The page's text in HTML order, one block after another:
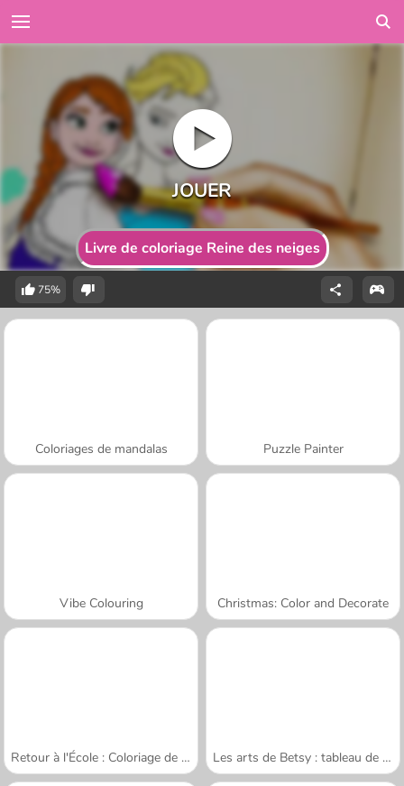
Livre de coloriage Reine des neiges
75%
Coloriages de mandalas Puzzle Painter
Vibe Colouring Christmas: Color and Decorate
Retour à l'École : Coloriage de Chats Les arts de Betsy : tableau de sable été